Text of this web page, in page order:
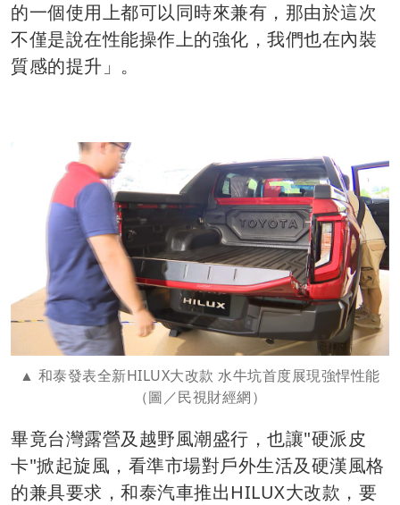
的一個使用上都可以同時來兼有，那由於這次
不僅是說在性能操作上的強化，我們也在內裝
質感的提升」。
和泰發表全新HILUX大改款 水牛坑首度展現強悍性能
（圖／民視財經網）
畢竟台灣露營及越野風潮盛行，也讓"硬派皮
卡"掀起旋風，看準市場對戶外生活及硬漢風格
的兼具要求，和泰汽車推出HILUX大改款，要